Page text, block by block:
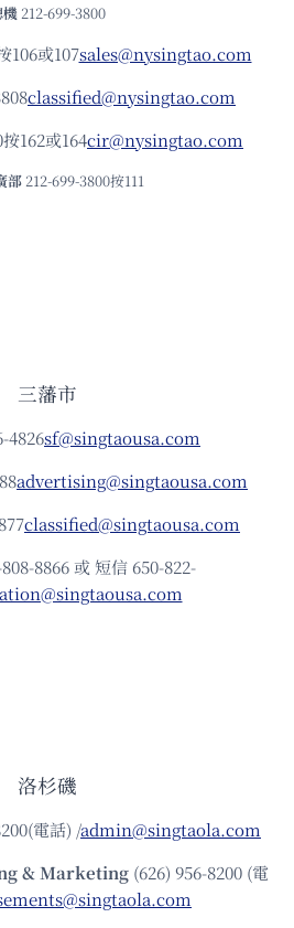
212-699-3800
106或107sales@nysingtao.com
classified@nysingtao.com
162或164cir@nysingtao.com
部 212-699-3800按111
三藩市
4826sf@singtaousa.com
advertising@singtaousa.com
classified@singtaousa.com
8866 或 短信 650-822-
洛杉磯
電話) /admin@singtaola.com
& Marketing (626) 956-8200 (電